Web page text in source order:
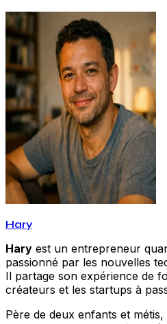
Hary
Hary est un entrepreneur
passionné par les nouvelles
Il partage son expérience de
créateurs et les startups à
Père de deux enfants et